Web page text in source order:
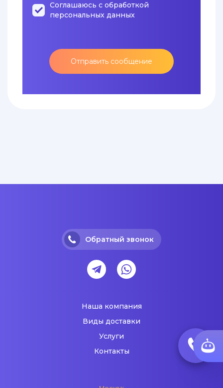
Соглашаюсь с обработкой
персональных данных
Отправить сообщение
Обратный звонок
Наша компания
Виды доставки
Услуги
Контакты